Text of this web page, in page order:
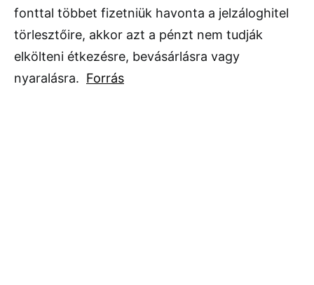
fonttal többet fizetniük havonta a jelzáloghitel
törlesztőire, akkor azt a pénzt nem tudják
elkölteni étkezésre, bevásárlásra vagy
nyaralásra. Forrás